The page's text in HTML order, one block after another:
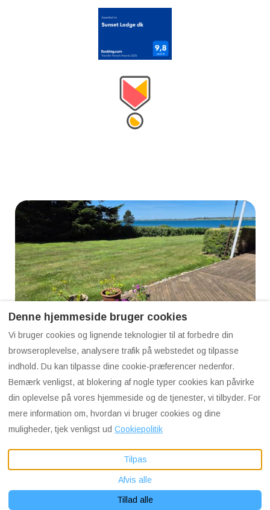
Danmark.
©2026 Sunset LodgeAlle
rettigheder forbeholdes
Drevet af
Denne hjemmeside bruger cookies
Vi bruger cookies og lignende teknologier til at forbedre din
browseroplevelse, analysere trafik på webstedet og tilpasse
indhold. Du kan tilpasse dine cookie-præferencer nedenfor.
Bemærk venligst, at blokering af nogle typer cookies kan påvirke
din oplevelse på vores hjemmeside og de tjenester, vi tilbyder. For
mere information om, hvordan vi bruger cookies og dine
muligheder, tjek venligst ud Cookiepolitik
Tilpas
Afvis alle
Tillad alle